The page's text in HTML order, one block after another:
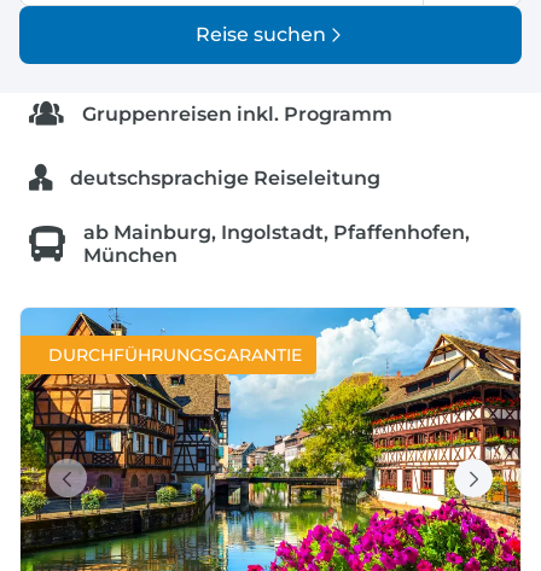
Reise suchen
Gruppenreisen inkl. Programm
deutschsprachige Reiseleitung
ab Mainburg, Ingolstadt, Pfaffenhofen,
München
DURCHFÜHRUNGSGARANTIE